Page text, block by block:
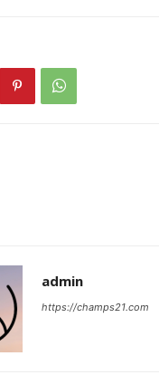
admin
https://champs21.com